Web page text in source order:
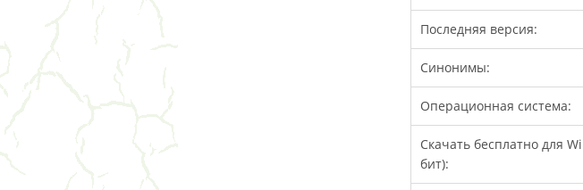
Последняя версия:
Синонимы:
Операционная система:
Скачать бесплатно для
бит):